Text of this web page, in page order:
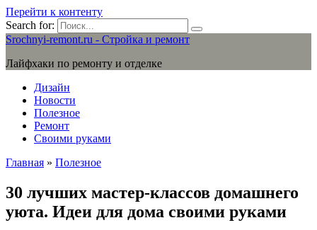
Перейти к контенту
Search for:
Srochnyi-remont.ru - Стройка и ремонт
Лайфхаки по ремонту и отделке
Дизайн
Новости
Полезное
Ремонт
Своими руками
Главная » Полезное
30 лучших мастер-классов домашнего
уюта. Идеи для дома своими руками